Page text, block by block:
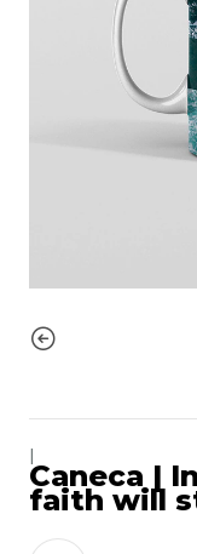
Caneca |
faith will